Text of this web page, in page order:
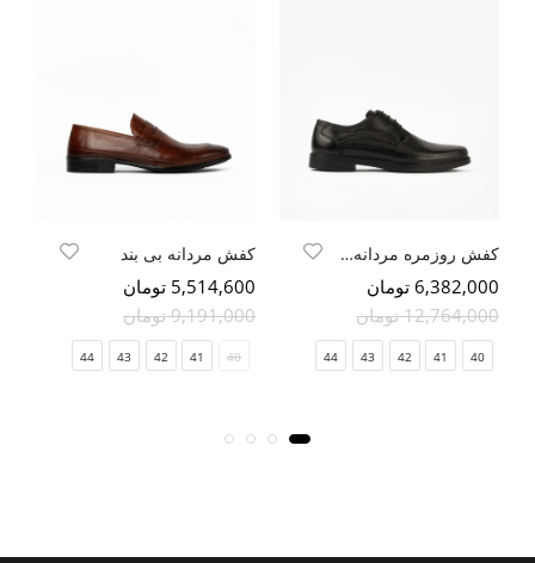
کفش روزمره مردانه بندی
6,382,000 تومان
12,764,000 تومان
40
41
42
43
44
کفش مردانه بی بند
5,514,600 تومان
9,191,000 تومان
40
41
42
43
44